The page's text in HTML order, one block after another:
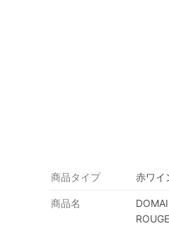
商品タイプ 赤ワイ
商品名